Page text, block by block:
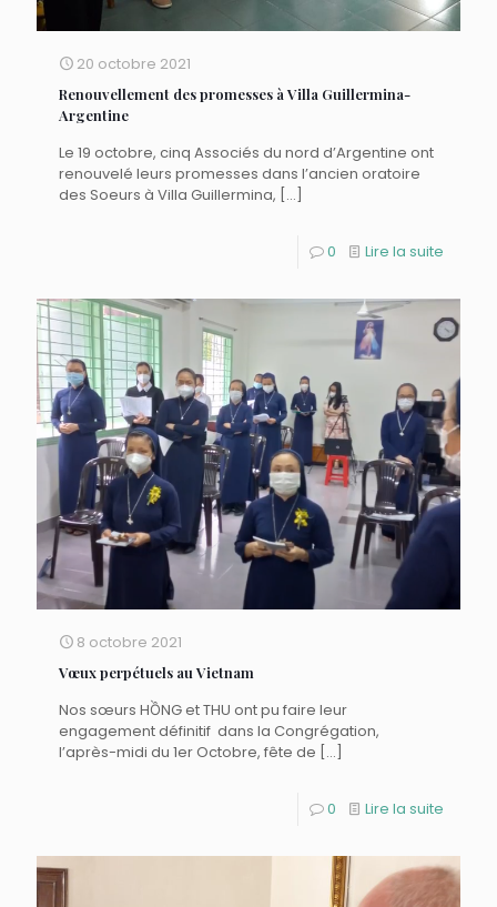
20 octobre 2021
Renouvellement des promesses à Villa Guillermina-
Argentine
Le 19 octobre, cinq Associés du nord d’Argentine ont
renouvelé leurs promesses dans l’ancien oratoire
des Soeurs à Villa Guillermina, […]
0 Lire la suite
8 octobre 2021
Vœux perpétuels au Vietnam
Nos sœurs HỒNG et THU ont pu faire leur
engagement définitif dans la Congrégation,
l’après-midi du 1er Octobre, fête de […]
0 Lire la suite